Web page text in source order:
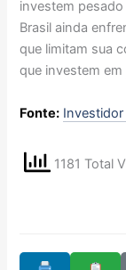
investem
Brasil ainda
que limitam sua
que investem em
Fonte:
1181 Total